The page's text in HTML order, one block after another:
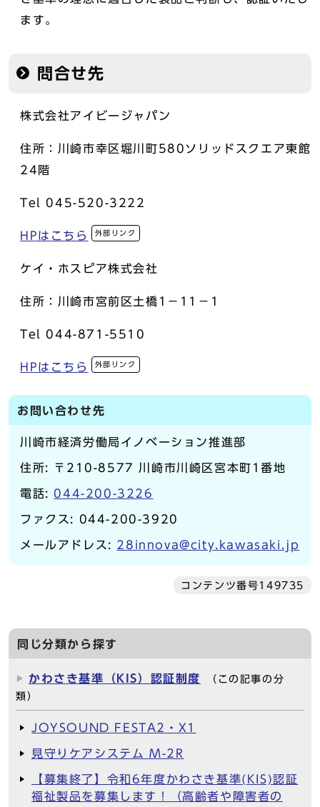
ます。
問合せ先
株式会社アイビージャパン
住所：川崎市幸区堀川町580ソリッドスクエア東館
24階
Tel 045-520-3222
HPはこちら 外部リンク
ケイ・ホスピア株式会社
住所：川崎市宮前区土橋1－11－1
Tel 044-871-5510
HPはこちら 外部リンク
お問い合わせ先
川崎市経済労働局イノベーション推進部
住所: 〒210-8577 川崎市川崎区宮本町1番地
電話: 044-200-3226
ファクス: 044-200-3920
メールアドレス: 28innova@city.kawasaki.jp
コンテンツ番号149735
同じ分類から探す
かわさき基準（KIS）認証制度
（この記事の分
類）
JOYSOUND FESTA2・X1
見守りケアシステム M-2R
【募集終了】令和6年度かわさき基準(KIS)認証
福祉製品を募集します！（高齢者や障害者の